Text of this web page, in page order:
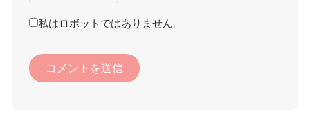
私はロボットではありません。